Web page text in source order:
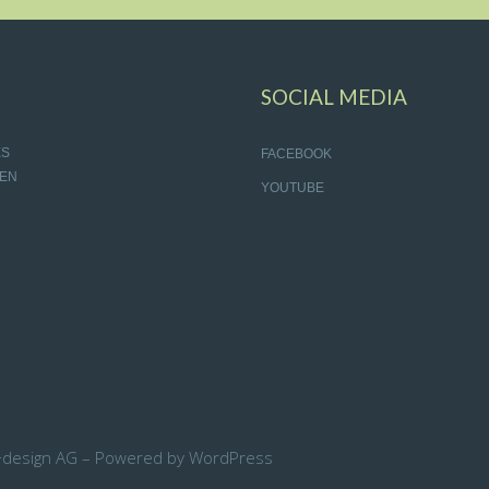
SOCIAL MEDIA
FACEBOOK
YOUTUBE
AG – Powered by WordPress